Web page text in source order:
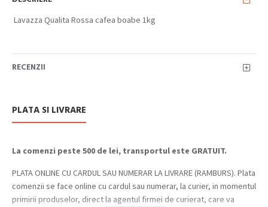
Lavazza Qualita Rossa cafea boabe 1kg
RECENZII
PLATA SI LIVRARE
La comenzi peste 500 de lei, transportul este GRATUIT.
PLATA ONLINE CU CARDUL SAU NUMERAR LA LIVRARE (RAMBURS). Plata
comenzii se face online cu cardul sau numerar, la curier, in momentul
primirii produselor, direct la agentul firmei de curierat, care va